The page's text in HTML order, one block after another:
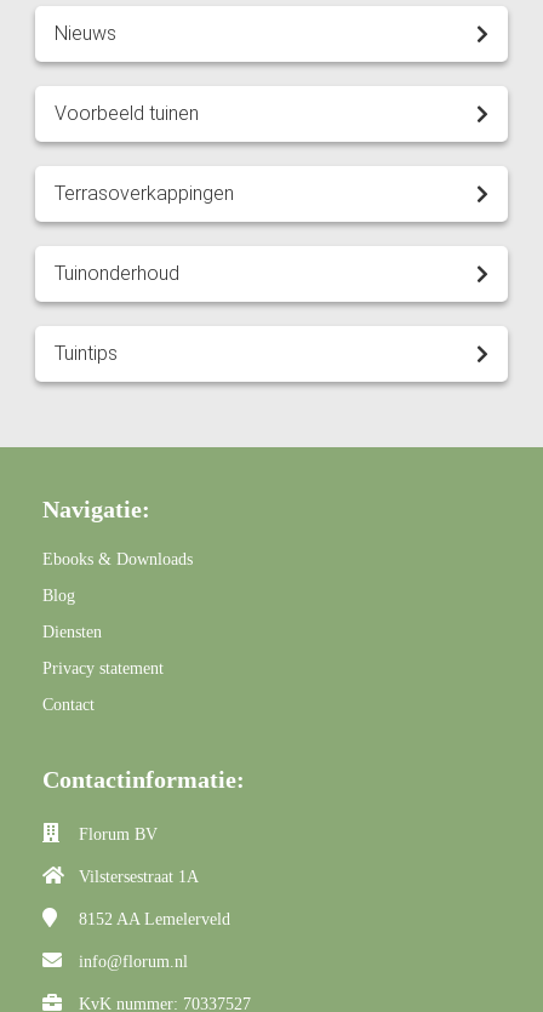
Nieuws
Voorbeeld tuinen
Terrasoverkappingen
Tuinonderhoud
Tuintips
Navigatie:
Ebooks & Downloads
Blog
Diensten
Privacy statement
Contact
Contactinformatie:
Florum BV
Vilstersestraat 1A
8152 AA Lemelerveld
info@florum.nl
KvK nummer: 70337527